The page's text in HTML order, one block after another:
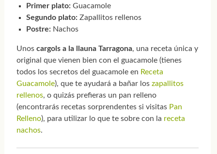
Primer plato: Guacamole
Segundo plato: Zapallitos rellenos
Postre: Nachos
Unos cargols a la llauna Tarragona, una receta única y
original que vienen bien con el guacamole (tienes
todos los secretos del guacamole en Receta
Guacamole), que te ayudará a bañar los zapallitos
rellenos, o quizás prefieras un pan relleno
(encontrarás recetas sorprendentes si visitas Pan
Relleno), para utilizar lo que te sobre con la receta
nachos.